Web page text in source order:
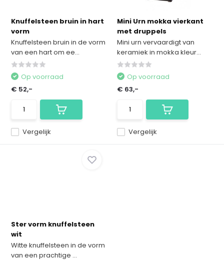
Knuffelsteen bruin in hart
vorm
Knuffelsteen bruin in de vorm
van een hart om ee...
Vergelijk
Op voorraad
€ 52,-
Mini Urn mokka vierkant
met druppels
Mini urn vervaardigt van
keramiek in mokka kleur...
Vergelijk
Op voorraad
€ 63,-
Ster vorm knuffelsteen
wit
Witte knuffelsteen in de vorm
van een prachtige ...